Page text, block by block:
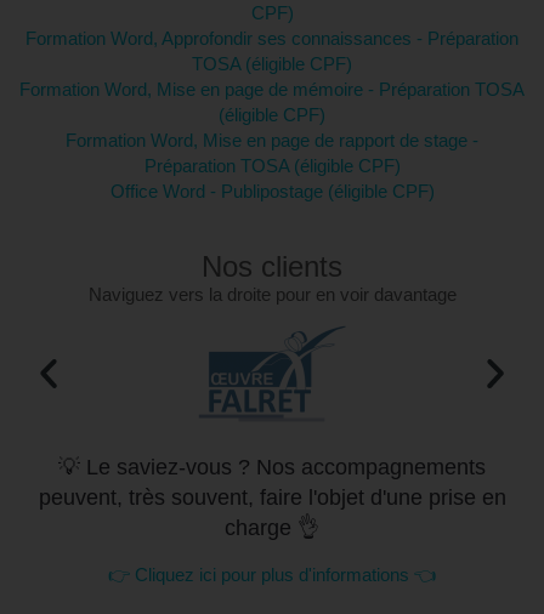
CPF)
Formation Word, Approfondir ses connaissances - Préparation
TOSA (éligible CPF)
Formation Word, Mise en page de mémoire - Préparation TOSA
(éligible CPF)
Formation Word, Mise en page de rapport de stage -
Préparation TOSA (éligible CPF)
Office Word - Publipostage (éligible CPF)
Nos clients
Naviguez vers la droite pour en voir davantage
💡 Le saviez-vous ? Nos accompagnements
peuvent, très souvent, faire l'objet d'une prise en
charge 👌
👉 Cliquez ici pour plus d'informations 👈